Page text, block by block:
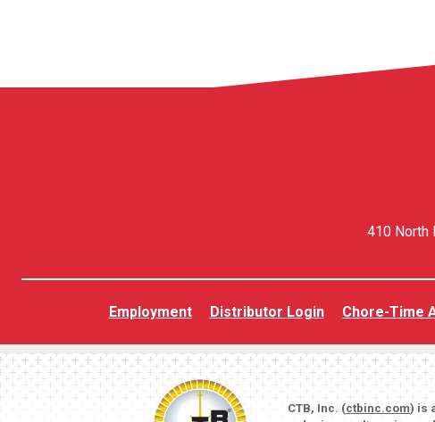
410 North
Employment Distributor Login Chore-Time
CTB, Inc. (ctbinc.com) is